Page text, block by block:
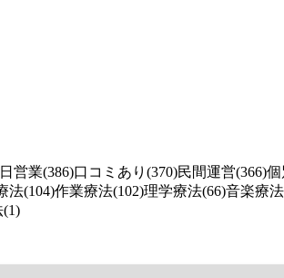
営業(386)口コミあり(370)民間運営(366)個
法(104)作業療法(102)理学療法(66)音楽療